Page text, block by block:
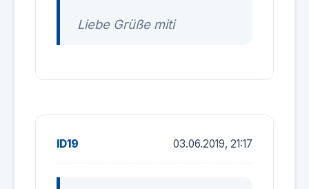
Liebe Grüße miti
ID19 03.06.2019, 21:17